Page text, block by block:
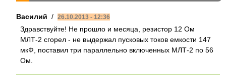
Василий / 26.10.2013 - 12:36
Здравствуйте! Не прошло и месяца, резистор 12 Ом
МЛТ-2 сгорел - не выдержал пусковых токов емкости 147
мкФ, поставил три параллельно включенных МЛТ-2 по 56
Ом.